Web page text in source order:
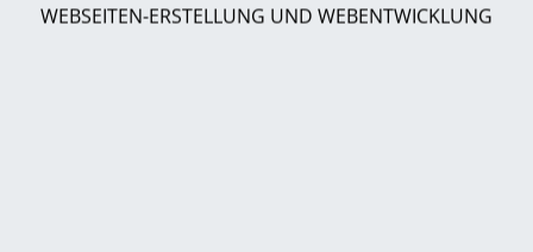
WEBSEITEN-ERSTELLUNG UND WEBENTWICKLUNG